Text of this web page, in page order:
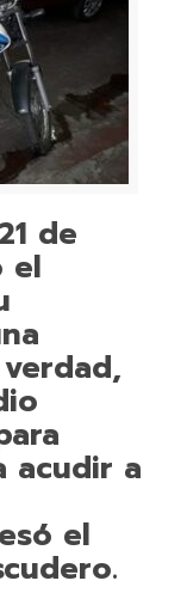
de
el
acudir a
el